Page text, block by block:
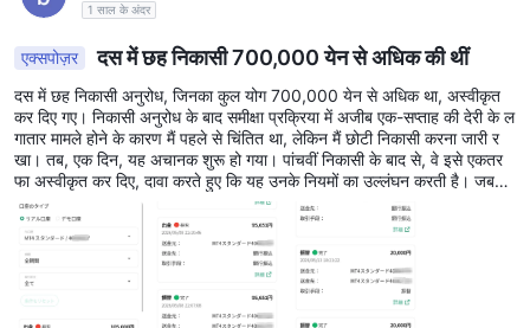
1 साल के अंदर
एक्सपोज़र दस में छह निकासी 700,000 येन से अधिक की थीं
दस में छह निकासी अनुरोध, जिनका कुल योग 700,000 येन से अधिक था, अस्वीकृत
कर दिए गए। निकासी अनुरोध के बाद समीक्षा प्रक्रिया में अजीब एक-सप्ताह की देरी के ल
गातार मामले होने के कारण मैं पहले से चिंतित था, लेकिन मैं छोटी निकासी करना जारी र
खा। तब, एक दिन, यह अचानक शुरू हो गया। पांचवीं निकासी के बाद से, वे इसे एकतर
फा अस्वीकृत कर दिए, दावा करते हुए कि यह उनके नियमों का उल्लंघन करती है। जब
मैंने स्पष्टीकरण मांगा, तो वे सिर्फ कहते रहे कि सुरक्षा कारणों से वे नहीं कर सकते। वे आक
र्षक डिपॉज़िट बोनस के साथ ग्राहकों को लुभाते हैं, और फिर जब वे पैसा कमाने लगते हैं तो
उनका मुनाफा छीन लेते हैं। यह सीधा-सीधा फरेब है।